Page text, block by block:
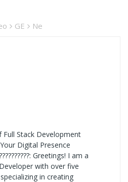
GE Ne
Full Stack Development
Digital Presence
Greetings! I am a
with over five
in creating